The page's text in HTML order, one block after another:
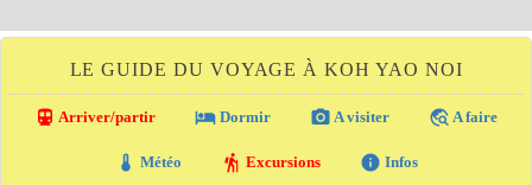
LE GUIDE DU VOYAGE À KOH YAO NOI
directions_transit Arriver/partir local_hotel Dormir photo_camera A visiter travel_explore A faire
thermostat Météo hiking Excursions info Infos